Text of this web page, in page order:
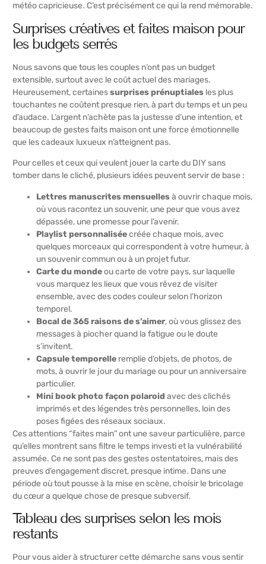
météo capricieuse. C’est précisément ce qui la rend mémorable.
Surprises créatives et faites maison pour
les budgets serrés
Nous savons que tous les couples n’ont pas un budget
extensible, surtout avec le coût actuel des mariages.
Heureusement, certainessurprises prénuptiales les plus
touchantes ne coûtent presque rien, à part du temps et un peu
d’audace. L’argent n’achète pas la justesse d’une intention, et
beaucoup de gestes faits maison ont une force émotionnelle
que les cadeaux luxueux n’atteignent pas.
Pour celles et ceux qui veulent jouer la carte du DIY sans
tomber dans le cliché, plusieurs idées peuvent servir de base :
Lettres manuscrites mensuellesà ouvrir chaque mois,
où vous racontez un souvenir, une peur que vous avez
dépassée, une promesse pour l’avenir.
Playlist personnaliséecréée chaque mois, avec
quelques morceaux qui correspondent à votre humeur, à
un souvenir commun ou à un projet futur.
Carte du mondeou carte de votre pays, sur laquelle
vous marquez les lieux que vous rêvez de visiter
ensemble, avec des codes couleur selon l’horizon
temporel.
Bocal de 365 raisons de s’aimer, où vous glissez des
messages à piocher quand la fatigue ou le doute
s’invitent.
Capsule temporelle remplie d’objets, de photos, de
mots, à ouvrir le jour du mariage ou pour un anniversaire
particulier.
Mini book photo façon polaroid avec des clichés
imprimés et des légendes très personnelles, loin des
poses figées des réseaux sociaux.
Ces attentions “faites main” ont une saveur particulière, parce
qu’elles montrent sans filtre le temps investi et la vulnérabilité
assumée. Ce ne sont pas des gestes ostentatoires, mais des
preuves d’engagement discret, presque intime. Dans une
période où tout pousse à la mise en scène, choisir le bricolage
du cœur a quelque chose de presque subversif.
Tableau des surprises selon les mois
restants
Pour vous aider à structurer cette démarche sans vous sentir